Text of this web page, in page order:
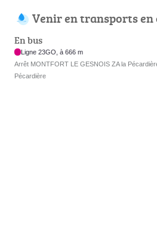
Venir en transports en
En bus
Ligne 23GO, à 666 m
Arrêt MONTFORT LE GESNOIS ZA la
Pécardière